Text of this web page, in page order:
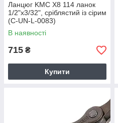
Ланцюг KMC X8 114 ланок
1/2"x3/32", сріблястий із сірим
(C-UN-L-0083)
В наявності
715 ₴
Купити